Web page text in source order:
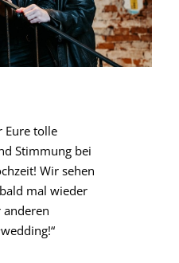
unseren Tag
gibt es
Wenn die
die Stimmung,
Unvergesslich!
ihr Herz dabei